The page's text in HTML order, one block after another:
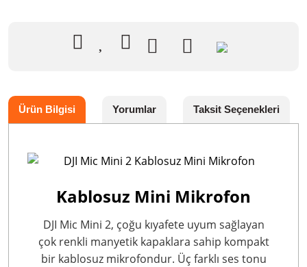
Ürün Bilgisi Yorumlar Taksit Seçenekleri
Kablosuz Mini Mikrofon
DJI Mic Mini 2, çoğu kıyafete uyum sağlayan
çok renkli manyetik kapaklara sahip kompakt
bir kablosuz mikrofondur. Üç farklı ses tonu